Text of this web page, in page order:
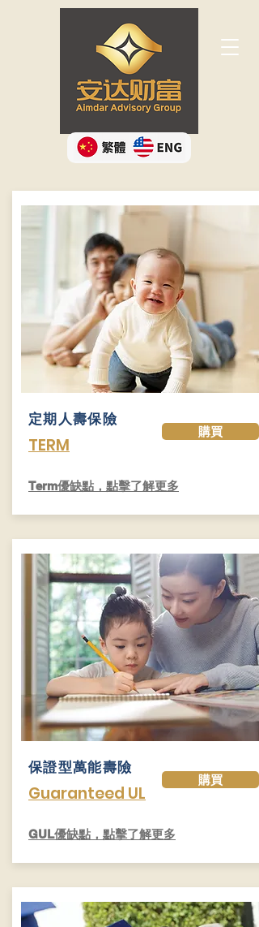
Button
​定期人壽保險
TERM
購買
​Term優缺點，點擊了解更多
保證型萬能壽險
Guaranteed UL
購買
​GUL優缺點，點擊了解更多